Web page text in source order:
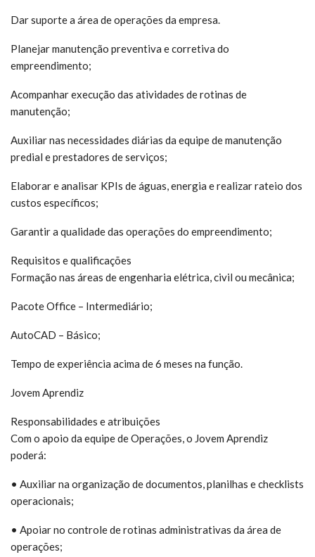
Dar suporte a área de operações da empresa.
Planejar manutenção preventiva e corretiva do
empreendimento;
Acompanhar execução das atividades de rotinas de
manutenção;
Auxiliar nas necessidades diárias da equipe de manutenção
predial e prestadores de serviços;
Elaborar e analisar KPIs de águas, energia e realizar rateio dos
custos específicos;
Garantir a qualidade das operações do empreendimento;
Requisitos e qualificações
Formação nas áreas de engenharia elétrica, civil ou mecânica;
Pacote Office – Intermediário;
AutoCAD – Básico;
Tempo de experiência acima de 6 meses na função.
Jovem Aprendiz
Responsabilidades e atribuições
Com o apoio da equipe de Operações, o Jovem Aprendiz
poderá:
• Auxiliar na organização de documentos, planilhas e checklists
operacionais;
• Apoiar no controle de rotinas administrativas da área de
operações;